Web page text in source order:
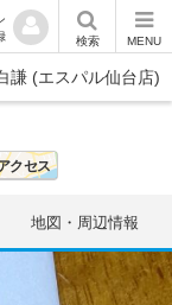
検索 MENU
謙 (エスパル仙台店)
クセス
地図・周辺情報